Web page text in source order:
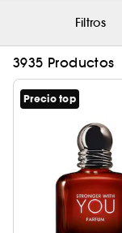
Filtros
3935 Productos
Precio top